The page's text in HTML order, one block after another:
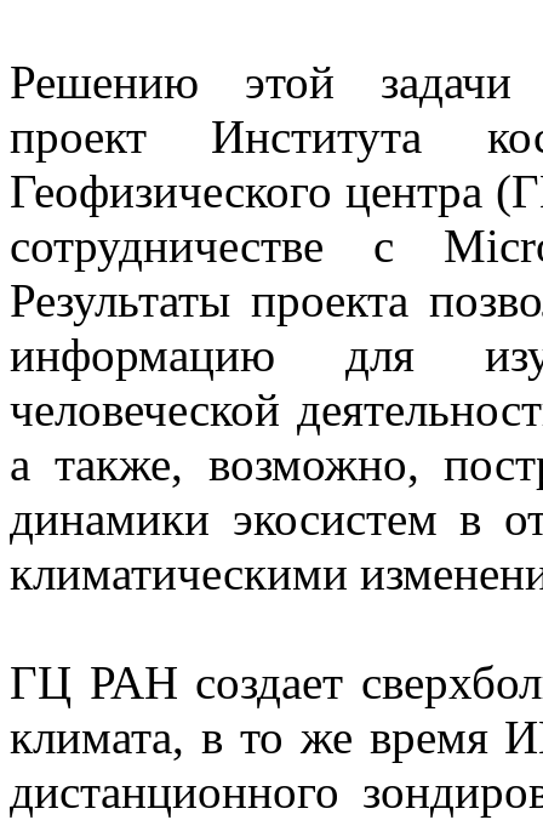
Решению этой задачи
проект Института
Геофизического центра
сотрудничестве с
Результаты проекта
информацию для
человеческой
а также, возможно,
динамики экосистем в
климатическими
ГЦ РАН создает
климата, в то же время
дистанционного